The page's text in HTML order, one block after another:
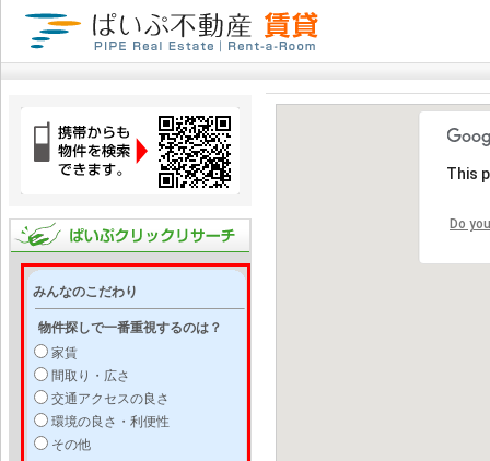
みんなのこだわり
物件探しで一番重視するのは？
家賃
間取り・広さ
交通アクセスの良さ
環境の良さ・利便性
その他
This
Do